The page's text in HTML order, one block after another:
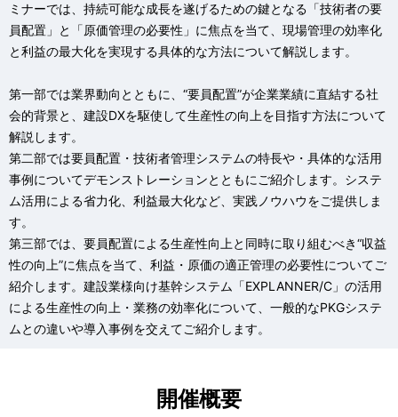
ミナーでは、持続可能な成長を遂げるための鍵となる「技術者の要
員配置」と「原価管理の必要性」に焦点を当て、現場管理の効率化
と利益の最大化を実現する具体的な方法について解説します。
第一部では業界動向とともに、“要員配置”が企業業績に直結する社
会的背景と、建設DXを駆使して生産性の向上を目指す方法について
解説します。
第二部では要員配置・技術者管理システムの特長や・具体的な活用
事例についてデモンストレーションとともにご紹介します。システ
ム活用による省力化、利益最大化など、実践ノウハウをご提供しま
す。
第三部では、要員配置による生産性向上と同時に取り組むべき“収益
性の向上”に焦点を当て、利益・原価の適正管理の必要性についてご
紹介します。建設業様向け基幹システム「EXPLANNER/C」の活用
による生産性の向上・業務の効率化について、一般的なPKGシステ
ムとの違いや導入事例を交えてご紹介します。
開催概要